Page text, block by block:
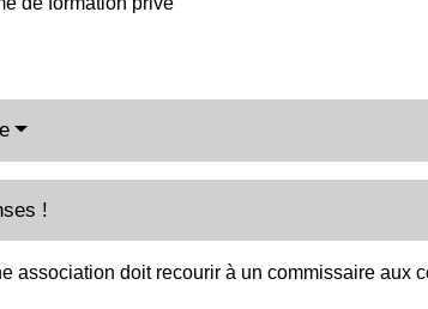
!
association doit recourir à un commissaire aux